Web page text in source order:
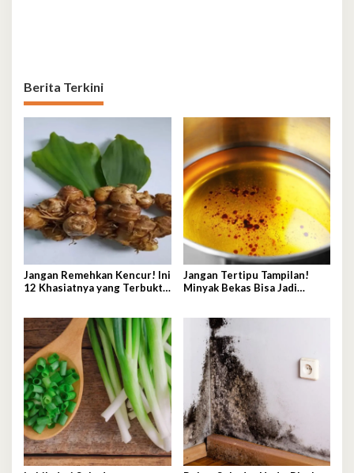
Berita Terkini
Jangan Remehkan Kencur! Ini
12 Khasiatnya yang Terbukti
Jangan Tertipu Tampilan!
Minyak Bekas Bisa Jadi